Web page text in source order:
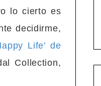
lo cierto es
decidirme,
Life' de
Collection,